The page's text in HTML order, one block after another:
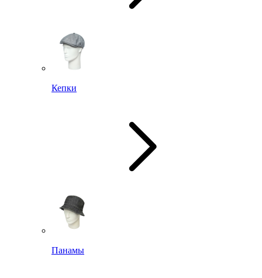
Кепки
Панамы